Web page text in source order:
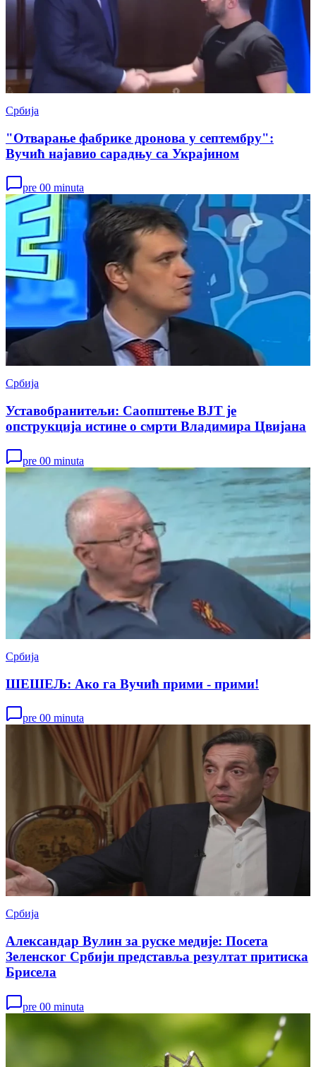
Србија
"Отварање фабрике дронова у септембру":
Вучић најавио сарадњу са Украјином
pre 00 minuta
Србија
Уставобранитељи: Саопштење ВЈТ је
опструкција истине о смрти Владимира Цвијана
pre 00 minuta
Србија
ШЕШЕЉ: Ако га Вучић прими - прими!
pre 00 minuta
Србија
Александар Вулин за руске медије: Посета
Зеленског Србији представља резултат притиска
Брисела
pre 00 minuta